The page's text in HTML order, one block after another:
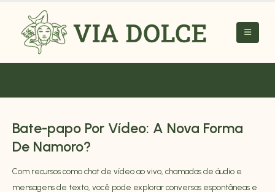
Bate-papo Por Vídeo: A Nova Forma
De Namoro?
Com recursos como chat de vídeo ao vivo, chamadas de áudio e
mensagens de texto, você pode explorar conversas espontâneas e